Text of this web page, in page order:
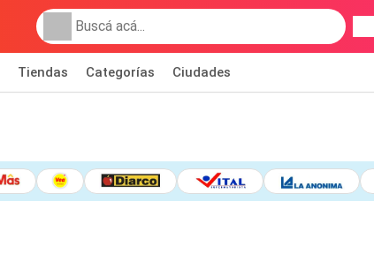
Tiendas Categorías Ciudades